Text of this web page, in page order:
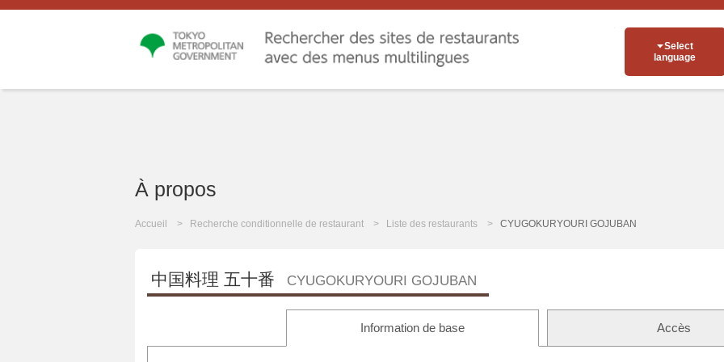
Select
language
À propos
Accueil Recherche conditionnelle de restaurant Liste des restaurants CYUGOKURYOURI GOJUBAN
中国料理 五十番 CYUGOKURYOURI GOJUBAN
Information de base Accès